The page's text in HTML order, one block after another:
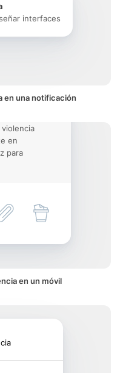
interfaces
en una notificación
en
para
en un móvil